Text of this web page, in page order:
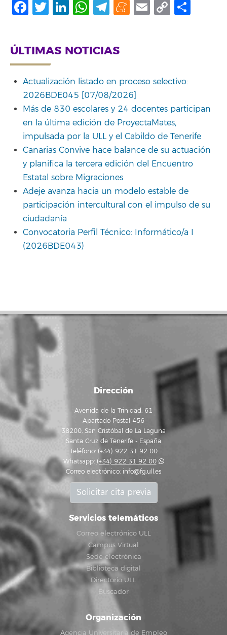
Facebook
Twitter
LinkedIn
WhatsApp
Telegram
Meneame
Email
Copy
ÚLTIMAS NOTICIAS
Actualización listado en proceso selectivo:
2026BDE045 [07/08/2026]
Más de 830 escolares y 24 docentes participan
en la última edición de ProyectaMates,
impulsada por la ULL y el Cabildo de Tenerife
Canarias Convive hace balance de su actuación
y planifica la tercera edición del Encuentro
Estatal sobre Migraciones
Adeje avanza hacia un modelo estable de
participación intercultural con el impulso de su
ciudadanía
Convocatoria Perfil Técnico: Informático/a I
(2026BDE043)
Dirección
Avenida de la Trinidad, 61
Apartado Postal 456
38200, San Cristóbal de La Laguna
Santa Cruz de Tenerife - España
Teléfono: (+34) 922 31 92 00
Whatsapp: (+34) 922 31 92 00
Correo electrónico: info@fg.ull.es
Solicitar cita previa
Servicios telemáticos
Correo electrónico ULL
Campus Virtual
Sede electrónica
Biblioteca digital
Directorio ULL
Buscador
Organización
Agencia Universitaria de Empleo